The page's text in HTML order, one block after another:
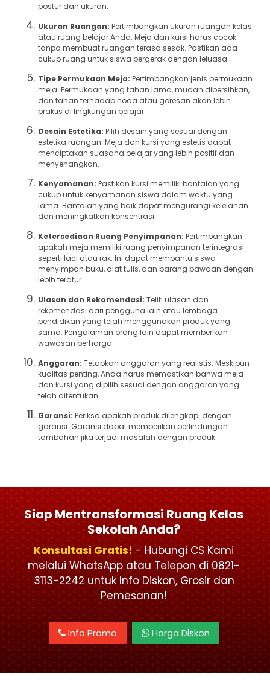
postur dan ukuran.
Ukuran Ruangan: Pertimbangkan ukuran ruangan kelas
atau ruang belajar Anda. Meja dan kursi harus cocok
tanpa membuat ruangan terasa sesak. Pastikan ada
cukup ruang untuk siswa bergerak dengan leluasa.
Tipe Permukaan Meja: Pertimbangkan jenis permukaan
meja. Permukaan yang tahan lama, mudah dibersihkan,
dan tahan terhadap noda atau goresan akan lebih
praktis di lingkungan belajar.
Desain Estetika: Pilih desain yang sesuai dengan
estetika ruangan. Meja dan kursi yang estetis dapat
menciptakan suasana belajar yang lebih positif dan
menyenangkan.
Kenyamanan: Pastikan kursi memiliki bantalan yang
cukup untuk kenyamanan siswa dalam waktu yang
lama. Bantalan yang baik dapat mengurangi kelelahan
dan meningkatkan konsentrasi.
Ketersediaan Ruang Penyimpanan: Pertimbangkan
apakah meja memiliki ruang penyimpanan terintegrasi
seperti laci atau rak. Ini dapat membantu siswa
menyimpan buku, alat tulis, dan barang bawaan dengan
lebih teratur.
Ulasan dan Rekomendasi: Teliti ulasan dan
rekomendasi dari pengguna lain atau lembaga
pendidikan yang telah menggunakan produk yang
sama. Pengalaman orang lain dapat memberikan
wawasan berharga.
Anggaran: Tetapkan anggaran yang realistis. Meskipun
kualitas penting, Anda harus memastikan bahwa meja
dan kursi yang dipilih sesuai dengan anggaran yang
telah ditentukan.
Garansi: Periksa apakah produk dilengkapi dengan
garansi. Garansi dapat memberikan perlindungan
tambahan jika terjadi masalah dengan produk.
Siap Mentransformasi Ruang Kelas
Sekolah Anda?
Konsultasi Gratis! - Hubungi CS Kami
melalui WhatsApp atau Telepon di 0821-
3113-2242 untuk Info Diskon, Grosir dan
Pemesanan!
Info Promo Harga Diskon